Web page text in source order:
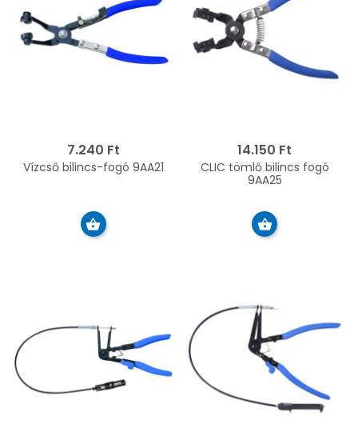
7.240 Ft
Vízcső bilincs-fogó 9AA21
14.150 Ft
CLIC tömlő bilincs fogó
9AA25